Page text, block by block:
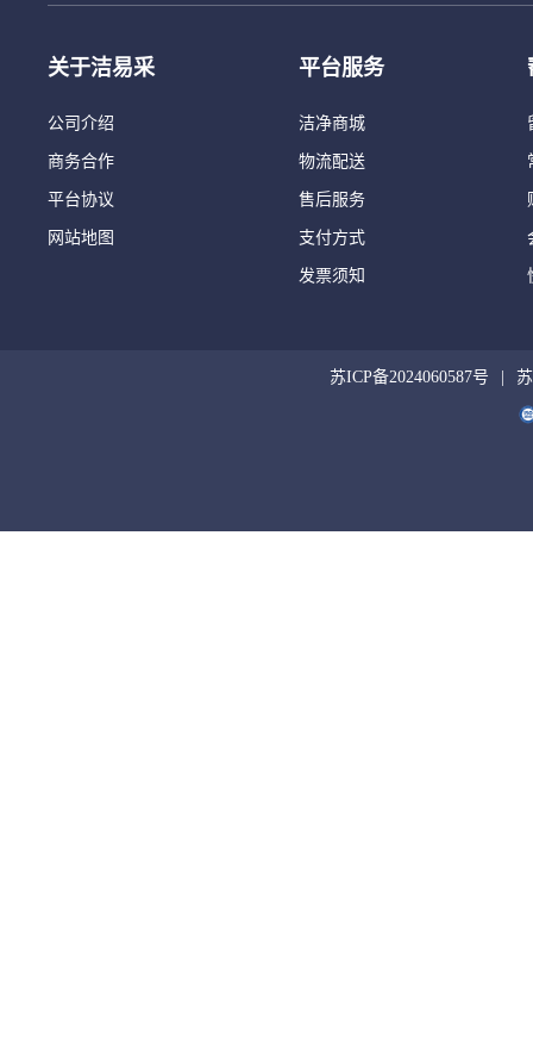
关于洁易采
公司介绍
商务合作
平台协议
网站地图
平台服务
洁净商城
物流配送
售后服务
支付方式
发票须知
苏ICP备2024060587号